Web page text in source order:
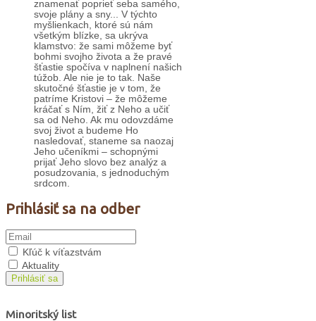
znamenať poprieť seba samého,
svoje plány a sny... V týchto
myšlienkach, ktoré sú nám
všetkým blízke, sa ukrýva
klamstvo: že sami môžeme byť
bohmi svojho života a že pravé
šťastie spočíva v naplnení našich
túžob. Ale nie je to tak. Naše
skutočné šťastie je v tom, že
patríme Kristovi – že môžeme
kráčať s Ním, žiť z Neho a učiť
sa od Neho. Ak mu odovzdáme
svoj život a budeme Ho
nasledovať, staneme sa naozaj
Jeho učeníkmi – schopnými
prijať Jeho slovo bez analýz a
posudzovania, s jednoduchým
srdcom.
Prihlásiť sa na odber
Kľúč k víťazstvám
Aktuality
Prihlásiť sa
Minoritský list